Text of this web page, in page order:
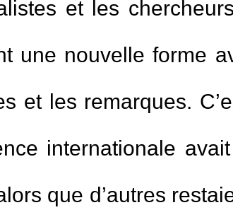
et les
une nouvelle forme
et les remarques.
internationale
que d’autres